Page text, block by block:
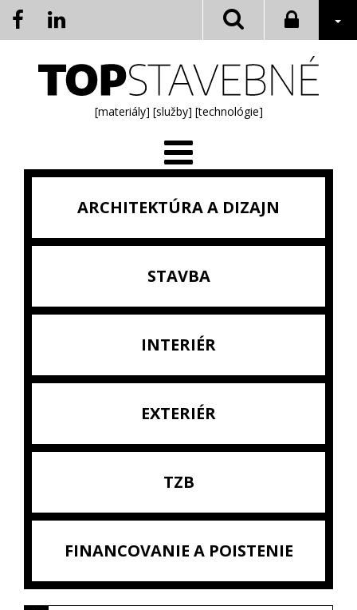
[materiály] [služby] [technológie]
ARCHITEKTÚRA A DIZAJN
STAVBA
INTERIÉR
EXTERIÉR
TZB
FINANCOVANIE A POISTENIE